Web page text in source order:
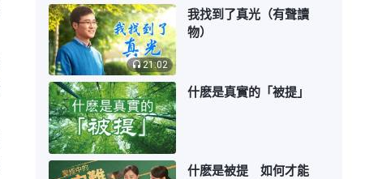
21:02
我找到了真光（有聲讀
物）
什麽是真實的「被提」
什麽是被提 如何才能